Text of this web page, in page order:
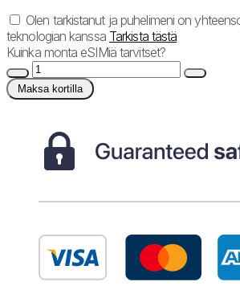
Olen tarkistanut ja puhelimeni on
teknologian kanssa Tarkista tästä
Kuinka monta eSIMiä tarvitset?
Maksa kortilla